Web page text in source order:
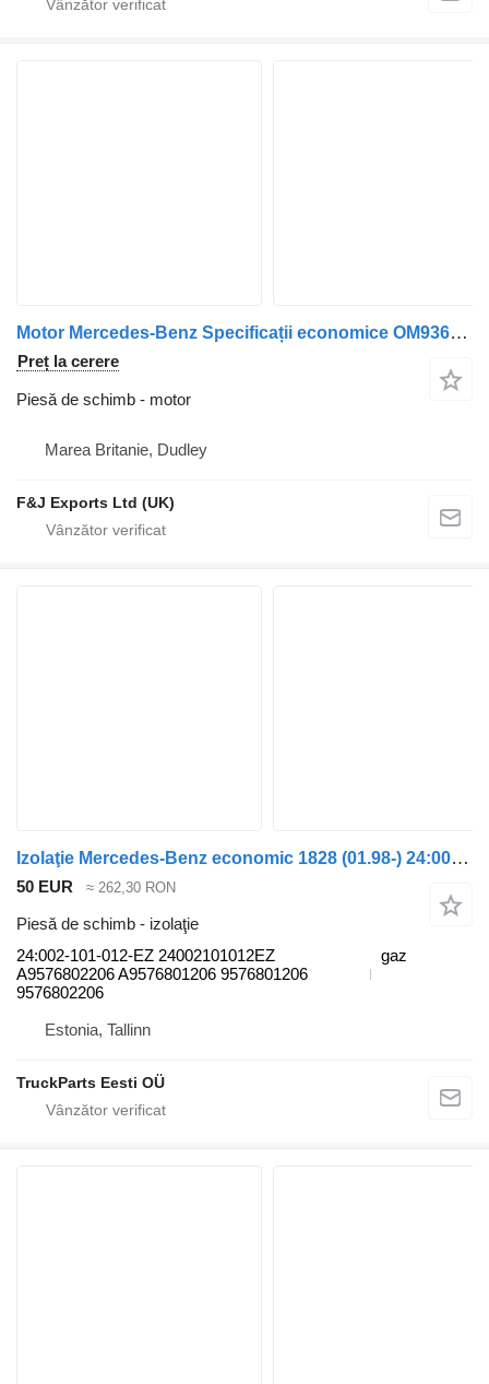
Motor Mercedes-Benz Specificații economice OM936LA.6-3-00 pentru maşina de gunoi
Preț la cerere
Piesă de schimb - motor
Marea Britanie, Dudley
F&J Exports Ltd (UK)
Izolaţie Mercedes-Benz economic 1828 (01.98-) 24:002-101-012-EZ pentru maşina de gunoi Mercedes-Benz Econic (1998-2014)
50 EUR ≈ 262,30 RON
Piesă de schimb - izolaţie
24:002-101-012-EZ 24002101012EZ
A9576802206 A9576801206 9576801206
9576802206
gaz
Estonia, Tallinn
TruckParts Eesti OÜ